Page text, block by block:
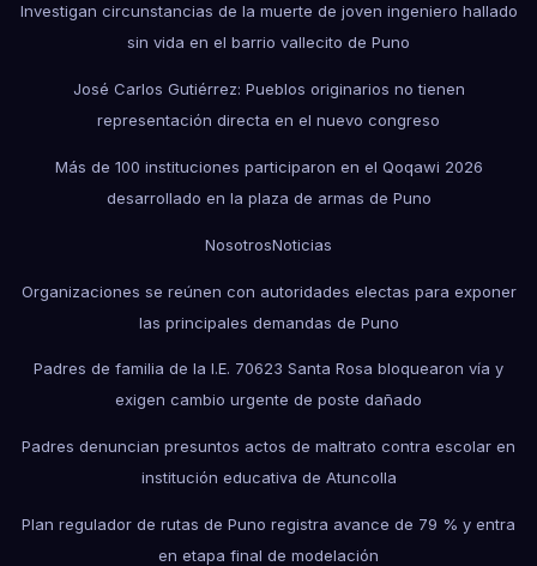
Investigan circunstancias de la muerte de joven ingeniero hallado
sin vida en el barrio vallecito de Puno
José Carlos Gutiérrez: Pueblos originarios no tienen
representación directa en el nuevo congreso
Más de 100 instituciones participaron en el Qoqawi 2026
desarrollado en la plaza de armas de Puno
NosotrosNoticias
Organizaciones se reúnen con autoridades electas para exponer
las principales demandas de Puno
Padres de familia de la I.E. 70623 Santa Rosa bloquearon vía y
exigen cambio urgente de poste dañado
Padres denuncian presuntos actos de maltrato contra escolar en
institución educativa de Atuncolla
Plan regulador de rutas de Puno registra avance de 79 % y entra
en etapa final de modelación